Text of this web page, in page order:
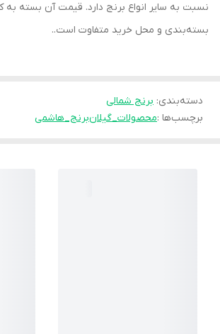
نسبت به سایر انواع برنج دارد. قیمت آن بسته به
بسته‌بندی و محل خرید متفاوت است..
دسته‌بندی: برنج شمالی
برچسب‌ها :محصولات_گیلانبرنج_هاشمی